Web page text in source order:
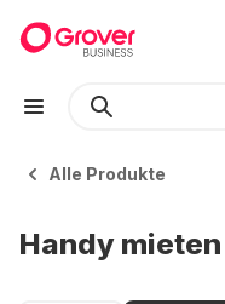
Alle Produkte
Handy mieten